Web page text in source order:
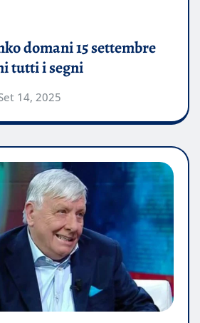
domani 15 settembre
tutti i segni
14, 2025